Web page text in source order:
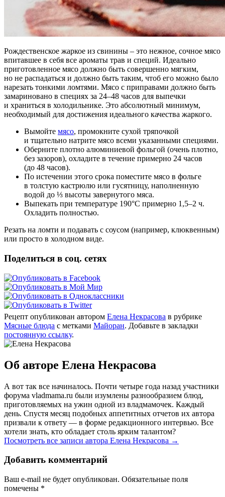
Рождественское жаркое из свинины – это нежное, сочное мясо
впитавшее в себя все ароматы трав и специй. Идеально
приготовленное мясо должно быть совершенно мягким,
но не распадаться и должно быть таким, чтоб его можно было
нарезать тонкими ломтями. Мясо с приправами должно быть
замариновано в специях за 24–48 часов для выпечки
и храниться в холодильнике. Это абсолютный минимум,
необходимый для достижения идеального качества жаркого.
Вымойте мясо, промокните сухой тряпочкой
и тщательно натрите мясо всеми указанными специями.
Оберните плотно алюминиевой фольгой (очень плотно,
без зазоров), охладите в течение примерно 24 часов
(до 48 часов).
По истечении этого срока поместите мясо в фольге
в толстую кастрюлю или гусятницу, наполненную
водой до ⅓ высоты завернутого мяса.
Выпекать при температуре 190°C примерно 1,5–2 ч.
Охладить полностью.
Резать на ломти и подавать с соусом (например, клюквенным)
или просто в холодном виде.
Поделиться в соц. сетях
Рецепт опубликован автором Елена Некрасова в рубрике
Мясные блюда с метками Майоран. Добавьте в закладки
постоянную ссылку.
Об авторе Елена Некрасова
А вот так все начиналось. Почти четыре года назад участники
форума vladmama.ru были изумлены разнообразием блюд,
приготовляемых на ужин одной из владмамочек. Каждый
день. Спустя месяц подобных аппетитных отчетов их автора
призвали к ответу — в форме редакционного интервью. Все
хотели знать, кто обладает столь ярким талантом?
Посмотреть все записи автора Елена Некрасова →
Добавить комментарий
Ваш e-mail не будет опубликован. Обязательные поля
помечены *